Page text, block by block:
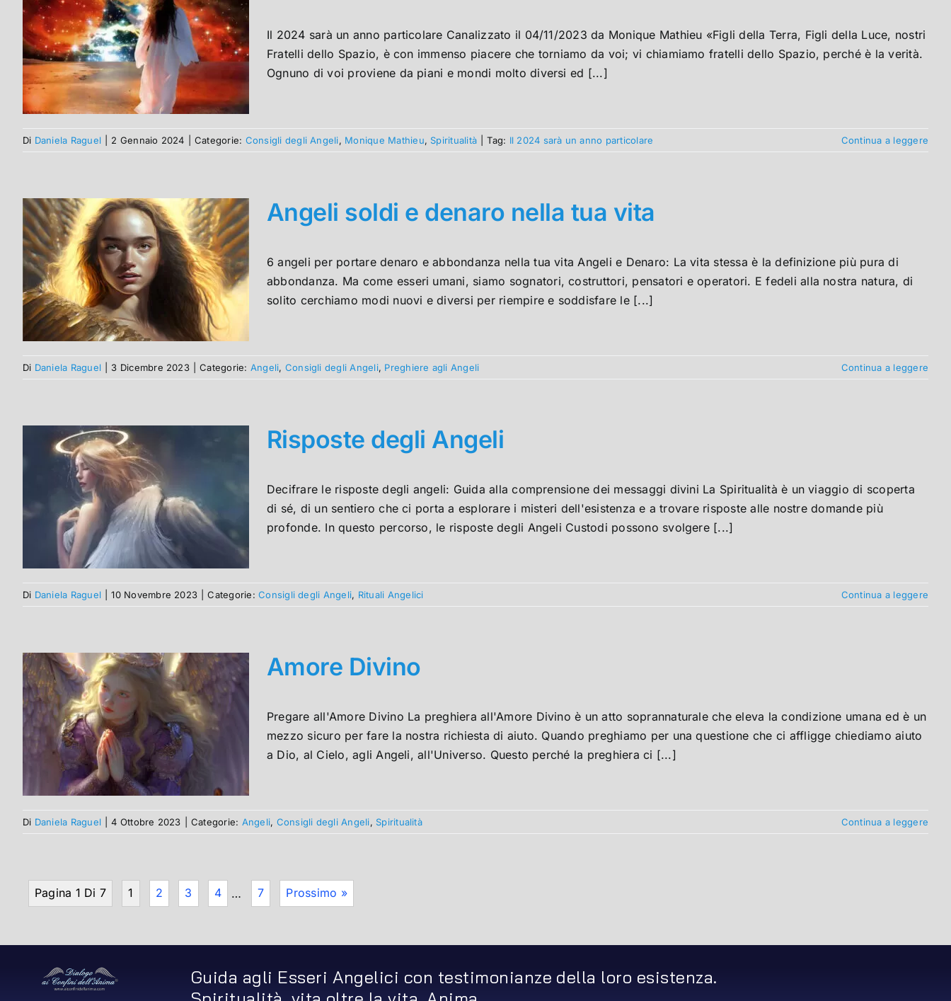
Il 2024 sarà un anno particolare Canalizzato il 04/11/2023 da Monique Mathieu «Figli della Terra, Figli della Luce, nostri
Fratelli dello Spazio, è con immenso piacere che torniamo da voi; vi chiamiamo fratelli dello Spazio, perché è la verità.
Ognuno di voi proviene da piani e mondi molto diversi ed [...]
Di Daniela Raguel 2 Gennaio 2024 Categorie: Consigli degli Angeli, Monique Mathieu, Spiritualità Tag: Il 2024 sarà un anno particolare Continua a leggere
Angeli soldi e denaro nella tua vita
6 angeli per portare denaro e abbondanza nella tua vita Angeli e Denaro: La vita stessa è la definizione più pura di
abbondanza. Ma come esseri umani, siamo sognatori, costruttori, pensatori e operatori. E fedeli alla nostra natura, di
solito cerchiamo modi nuovi e diversi per riempire e soddisfare le [...]
Di Daniela Raguel 3 Dicembre 2023 Categorie: Angeli, Consigli degli Angeli, Preghiere agli Angeli Continua a leggere
Risposte degli Angeli
Decifrare le risposte degli angeli: Guida alla comprensione dei messaggi divini La Spiritualità è un viaggio di scoperta
di sé, di un sentiero che ci porta a esplorare i misteri dell'esistenza e a trovare risposte alle nostre domande più
profonde. In questo percorso, le risposte degli Angeli Custodi possono svolgere [...]
Di Daniela Raguel 10 Novembre 2023 Categorie:Consigli degli Angeli, Rituali Angelici Continua a leggere
Amore Divino
Pregare all'Amore Divino La preghiera all'Amore Divino è un atto soprannaturale che eleva la condizione umana ed è un
mezzo sicuro per fare la nostra richiesta di aiuto. Quando preghiamo per una questione che ci affligge chiediamo aiuto
a Dio, al Cielo, agli Angeli, all'Universo. Questo perché la preghiera ci [...]
Di Daniela Raguel 4 Ottobre 2023 Categorie: Angeli, Consigli degli Angeli, Spiritualità Continua a leggere
Pagina 1 Di 7 1 2 3 4 … 7 Prossimo »
Guida agli Esseri Angelici con testimonianze della loro esistenza.